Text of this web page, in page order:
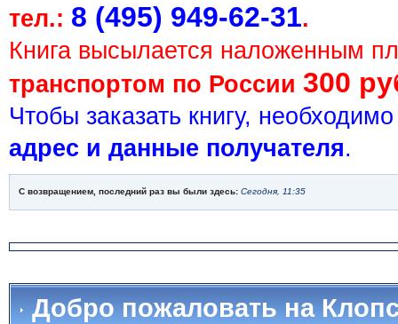
тел.: 8 (495) 949-62-31.
Книга высылается наложенным
транспортом по России 300
Чтобы заказать книгу,
адрес и данные получателя.
С возвращением, последний раз вы были здесь: Сегодня, 11:35
Добро пожаловать на